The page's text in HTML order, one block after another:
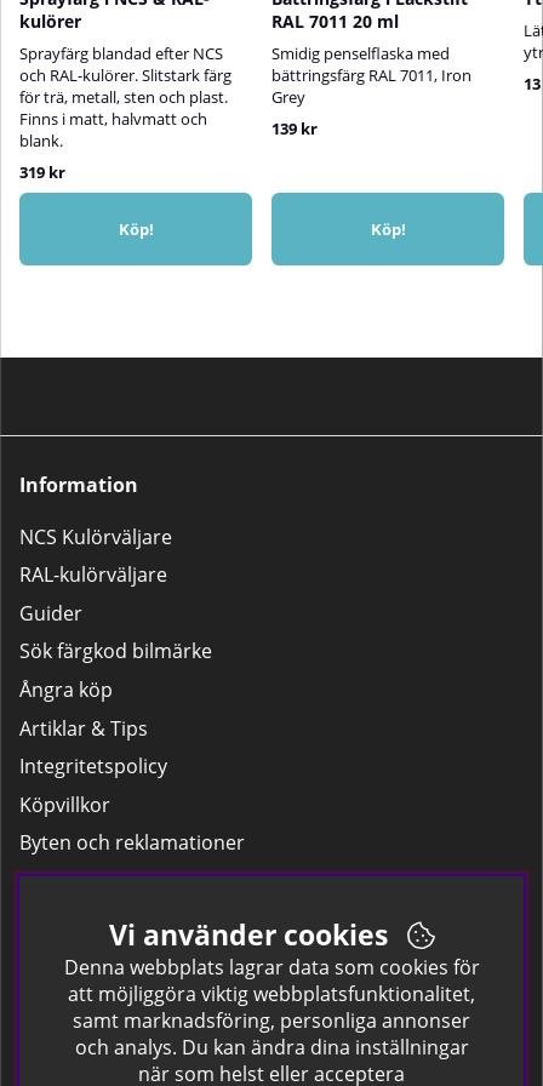
använda, kika gärna i vår
grundfärgsguide
kulörer
Sprayfärg blandad efter NCS
och RAL-kulörer. Slitstark färg
för trä, metall, sten och plast.
Finns i matt, halvmatt och
blank.
319 kr
Köp!
RAL 7011 20 ml
Smidig penselflaska med
bättringsfärg RAL 7011, Iron
Grey
139 kr
Köp!
Information
NCS Kulörväljare
RAL-kulörväljare
Guider
Sök färgkod bilmärke
Ångra köp
Artiklar & Tips
Integritetspolicy
Köpvillkor
Byten och reklamationer
Leverans
Hitta färgkoden på bilen.
Företagskund
Om oss
Vi använder cookies
Denna webbplats lagrar data som cookies för
att möjliggöra viktig webbplatsfunktionalitet,
samt marknadsföring, personliga annonser
och analys. Du kan ändra dina inställningar
när som helst eller acceptera